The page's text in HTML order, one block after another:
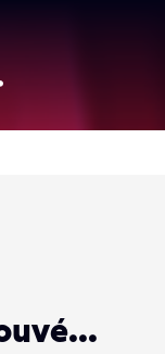
Lense